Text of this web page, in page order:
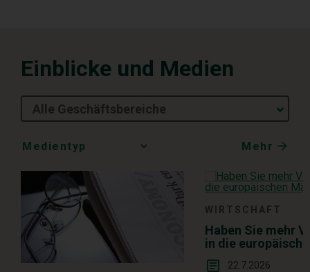
Einblicke und Medien
Alle Geschäftsbereiche
Media
Choice
Mehr
WIRTSCHAFT
Haben Sie mehr
in die
22.7.2026